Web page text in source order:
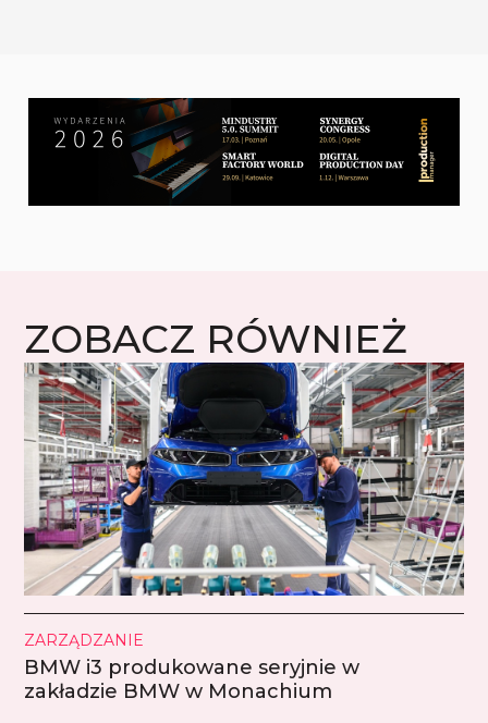
ZOBACZ RÓWNIEŻ
ZARZĄDZANIE
BMW i3 produkowane seryjnie w
zakładzie BMW w Monachium